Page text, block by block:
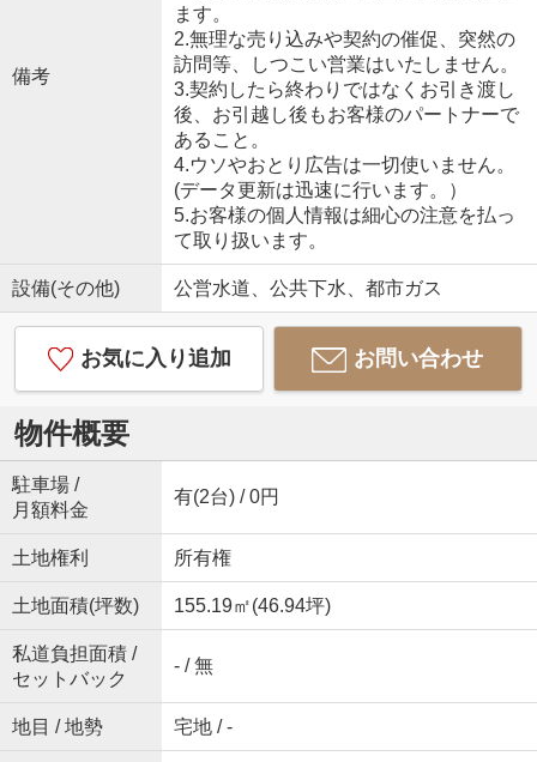
備考
ます。
2.無理な売り込みや契約の催促、突然の
訪問等、しつこい営業はいたしません。
3.契約したら終わりではなくお引き渡し
後、お引越し後もお客様のパートナーで
あること。
4.ウソやおとり広告は一切使いません。
(データ更新は迅速に行います。）
5.お客様の個人情報は細心の注意を払っ
て取り扱います。
設備(その他) 公営水道、公共下水、都市ガス
お気に入り追加 お問い合わせ
物件概要
駐車場 /
月額料金
有(2台) / 0円
土地権利 所有権
土地面積(坪数) 155.19㎡(46.94坪)
私道負担面積 /
セットバック
- / 無
地目 / 地勢 宅地 / -